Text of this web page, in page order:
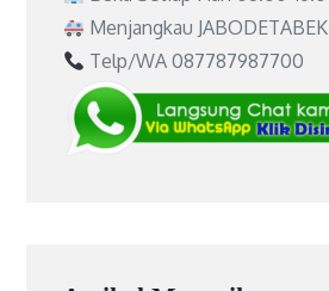
Menjangkau JABODETABEK
Telp/WA 087787987700